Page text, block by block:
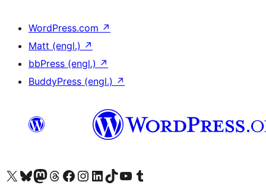
WordPress.com ↗
Matt (engl.) ↗
bbPress (engl.) ↗
BuddyPress (engl.) ↗
Unser X-Konto (früher Twitter) besuchen
Unser Bluesky-Konto besuchen
Unser Mastodon-Konto besuchen
Unser Threads-Konto besuchen
Unsere Facebook-Seite besuchen
Unser Instagram-Konto besuchen
Unser LinkedIn-Konto besuchen
Unser TikTok-Konto besuchen
Unseren YouTube-Kanal besuchen
Unser Tumblr-Konto besuchen